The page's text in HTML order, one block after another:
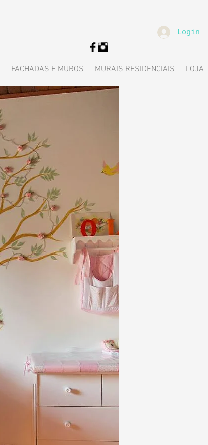
Login
FACHADAS E MUROS MURAIS RESIDENCIAIS LOJA